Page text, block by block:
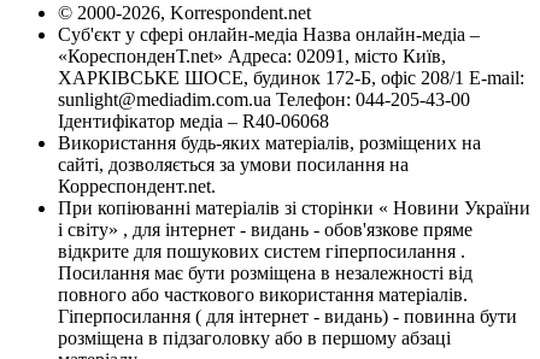
© 2000-2026, Korrespondent.net
Суб'єкт у сфері онлайн-медіа Назва онлайн-медіа –
«КореспонденТ.net» Адреса: 02091, місто Київ,
ХАРКІВСЬКЕ ШОСЕ, будинок 172-Б, офіс 208/1 E-mail:
sunlight@mediadim.com.ua Телефон: 044-205-43-00
Ідентифікатор медіа – R40-06068
Використання будь-яких матеріалів, розміщених на
сайті, дозволяється за умови посилання на
Корреспондент.net.
При копіюванні матеріалів зі сторінки « Новини України
і світу» , для інтернет - видань - обов'язкове пряме
відкрите для пошукових систем гіперпосилання .
Посилання має бути розміщена в незалежності від
повного або часткового використання матеріалів.
Гіперпосилання ( для інтернет - видань) - повинна бути
розміщена в підзаголовку або в першому абзаці